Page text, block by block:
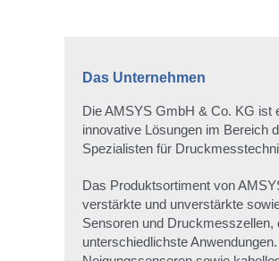
Das Unternehmen
Die AMSYS GmbH & Co. KG ist
innovative Lösungen im Bereich
Spezialisten für
Das Produktsortiment von
verstärkte und unverstärkte
Sensoren und
unterschiedlichste